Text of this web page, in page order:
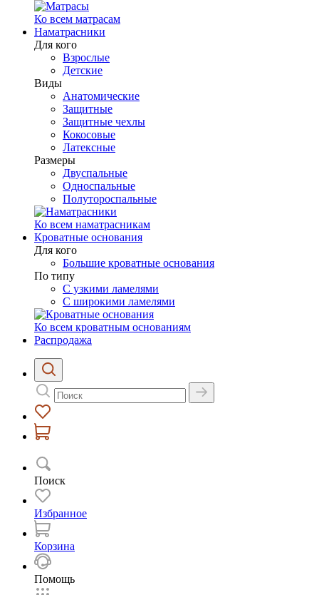
Ко всем матрасам
Наматрасники
Для кого
Взрослые
Детские
Виды
Анатомические
Защитные
Защитные чехлы
Кокосовые
Латексные
Размеры
Двуспальные
Односпальные
Полутороспальные
Ко всем наматрасникам
Кроватные основания
Для кого
Большие кроватные основания
По типу
С узкими ламелями
С широкими ламелями
Ко всем кроватным основаниям
Распродажа
Поиск
Избранное
Корзина
Помощь